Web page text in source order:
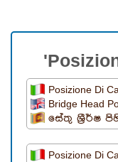
Posizione Di
Bridge Head
සේතු ශ්‍රීර්ෂ
Posizione Di